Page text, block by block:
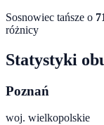
Sosnowiec tańsze o
różnicy
Statystyki
Poznań
woj. wielkopolskie